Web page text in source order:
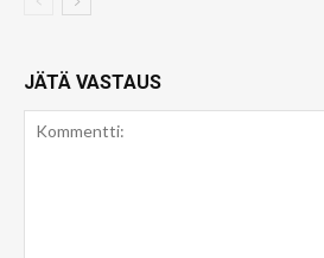
JÄTÄ VASTAUS